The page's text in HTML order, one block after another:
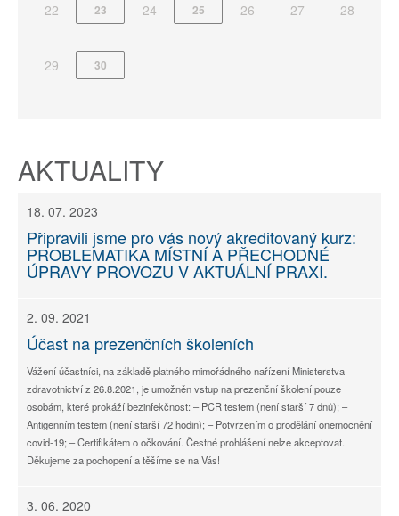
22 23 24 25 26 27 28
29 30
AKTUALITY
18. 07. 2023
Připravili jsme pro vás nový akreditovaný kurz:
PROBLEMATIKA MÍSTNÍ A PŘECHODNÉ
ÚPRAVY PROVOZU V AKTUÁLNÍ PRAXI.
2. 09. 2021
Účast na prezenčních školeních
Vážení účastníci, na základě platného mimořádného nařízení Ministerstva
zdravotnictví z 26.8.2021, je umožněn vstup na prezenční školení pouze
osobám, které prokáží bezinfekčnost: – PCR testem (není starší 7 dnů); –
Antigenním testem (není starší 72 hodin); – Potvrzením o prodělání onemocnění
covid-19; – Certifikátem o očkování. Čestné prohlášení nelze akceptovat.
Děkujeme za pochopení a těšíme se na Vás!
3. 06. 2020